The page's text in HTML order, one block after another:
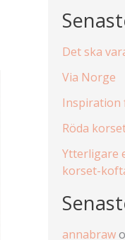
Det ska
Via Norge
Inspiration
Röda
Ytterligare
korset-
annabraw